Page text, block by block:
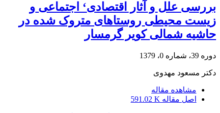
بررسی علل و آثار اقتصادی‘ اجتماعی و
زیست محیطی روستاهای متروک شده در
حاشیه شمالی کویر گرمسار
دوره 39، شماره 0، 1379
دکتر مسعود مهدوی
مشاهده مقاله
اصل مقاله 591.02 K